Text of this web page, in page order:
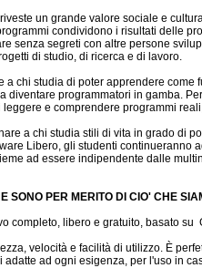
un grande valore sociale e
condividono i risultati delle
senza segreti con altre persone
di studio, di ricerca e di lavoro.
a chi studia di poter apprendere come
diventare programmatori in gamba.
e comprendere programmi
a chi studia stili di vita in grado di
Libero, gli studenti continueranno
ad essere indipendente dalle
SONO PER MERITO DI CIO' CHE
completo, libero e gratuito, basato su
velocità e facilità di utilizzo. È
ad ogni esigenza, per l'uso in